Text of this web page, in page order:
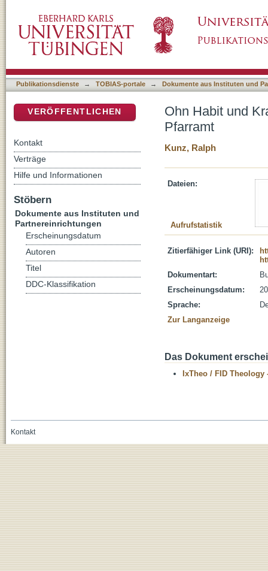
Publikationsdienste → TOBIAS-portale → Dokumente aus Instituten und
Ohn Habit und
Pfarramt
Kunz, Ralph
Dateien:
Aufrufstatistik
Zitierfähiger Link (URI):
Dokumentart:
Erscheinungsdatum:
Sprache:
Zur Langanzeige
Das Dokument
IxTheo / FID Theology
VERÖFFENTLICHEN
Kontakt
Verträge
Hilfe und Informationen
Stöbern
Dokumente aus Instituten und
Partnereinrichtungen
Erscheinungsdatum
Autoren
Titel
DDC-Klassifikation
Kontakt